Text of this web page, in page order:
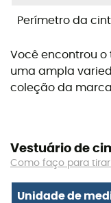
Perímetro da
Você encontrou
uma ampla
coleção da marca
Vestuário de
Como faço para
Unidade de